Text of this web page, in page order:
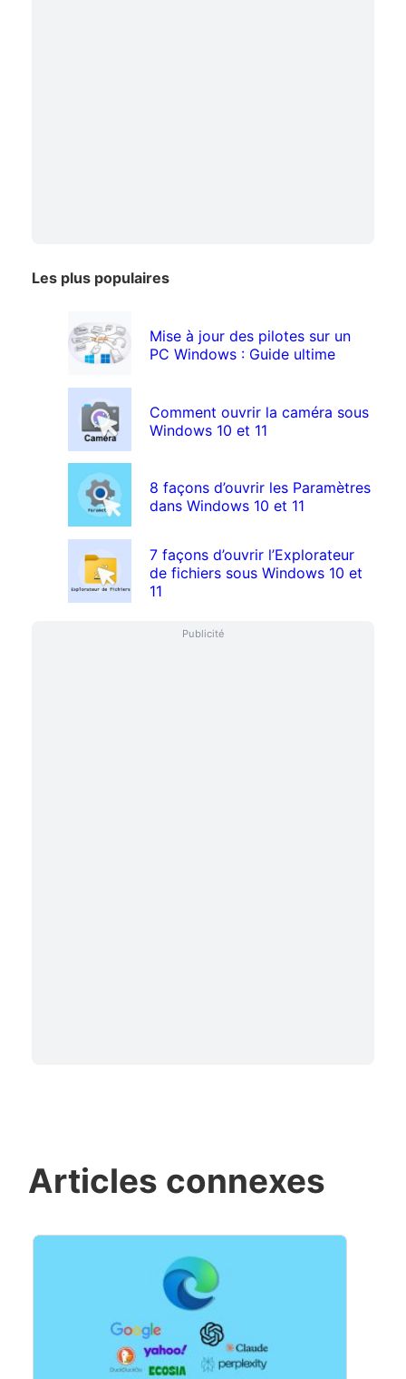
Les plus populaires
Mise à jour des pilotes sur un
PC Windows : Guide ultime
Comment ouvrir la caméra sous
Windows 10 et 11
8 façons d’ouvrir les Paramètres
dans Windows 10 et 11
7 façons d’ouvrir l’Explorateur
de fichiers sous Windows 10 et
11
Publicité
Articles connexes